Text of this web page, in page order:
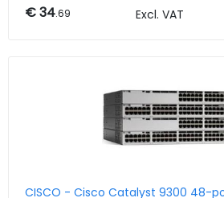
€ 34.69 Excl. VAT
CISCO - Cisco Catalyst 9300 48-